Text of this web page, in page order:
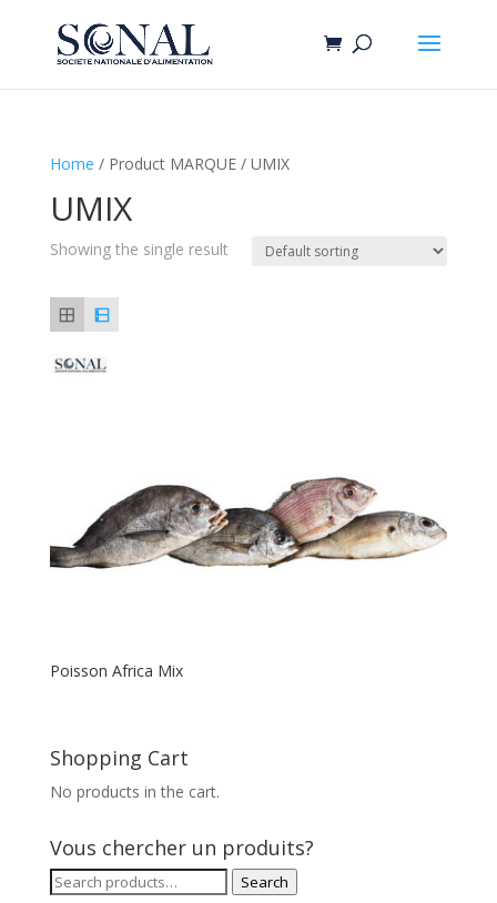
Home / Product MARQUE / UMIX
UMIX
Showing the single result
Poisson Africa Mix
Shopping Cart
No products in the cart.
Vous chercher un produits?
Search
Search